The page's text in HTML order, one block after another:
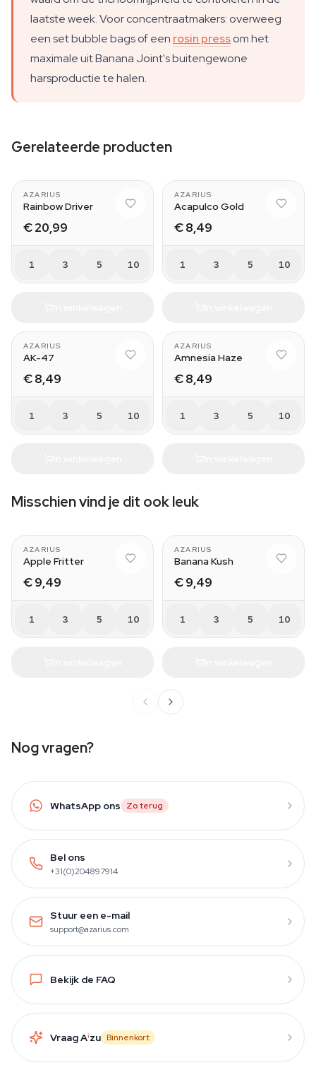
laatste week. Voor concentraatmakers: overweeg
een set bubble bags of een rosin pressom het
maximale uit Banana Joint's buitengewone
harsproductie te halen.
Gerelateerde producten
AZARIUS
Rainbow Driver
€ 20,99
1 3 5 10
AZARIUS
Acapulco Gold
€ 8,49
1 3 5 10
AZARIUS
AK-47
€ 8,49
1 3 5 10
AZARIUS
Amnesia Haze
€ 8,49
1 3 5 10
Misschien vind je dit ook leuk
AZARIUS
Apple Fritter
€ 9,49
1 3 5 10
AZARIUS
Banana Kush
€ 9,49
1 3 5 10
Nog vragen?
WhatsApp ons Zo terug
Bel ons
+31(0)204897914
Stuur een e-mail
support@azarius.com
Bekijk de FAQ
Vraag Aizu Binnenkort